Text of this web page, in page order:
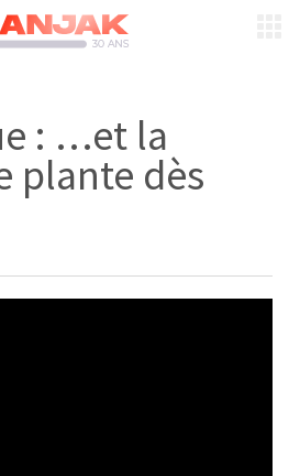
: …et la
plante dès